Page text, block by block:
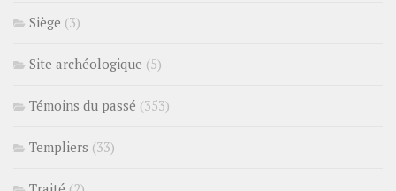
Siège (3)
Site archéologique (5)
Témoins du passé (353)
Templiers (33)